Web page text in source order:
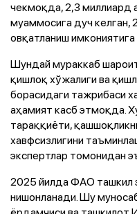
чекмоқда, 2,3 миллиард
муаммосига дуч келган,
овқатланиш имкониятига
Шундай мураккаб
қишлоқ хўжалиги ва
борасидаги тажрибаси
аҳамият касб этмоқда.
тараққиёти,
хавфсизлигини
экспертлар томонидан
2025 йилда ФАО ташкил
нишонланади. Шу